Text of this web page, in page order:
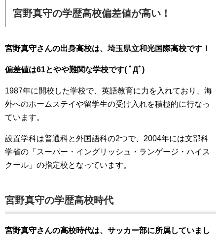
宮野真守の学歴高校偏差値が高い！
宮野真守さんの出身高校は、埼玉県立和光国際高校です！
偏差値は61とやや難関な学校です( ﾟДﾟ)
1987年に開校した学校で、英語教育に力を入れており、海
外へのホームステイや留学生の受け入れを積極的に行なっ
ています。
設置学科は普通科と外国語科の2つで、2004年には文部科
学省の「スーパー・イングリッシュ・ランゲージ・ハイス
クール」の指定校となっています。
宮野真守の学歴高校時代
宮野真守さんの高校時代は、サッカー部に所属していまし